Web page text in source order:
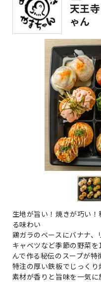
天王
ゃん
生地が旨い！焼きが巧い
る味わい
鶏ガラのベースにバナナ、
キャベツなど季節の野菜
んで作る秘伝のスープが特
特注の厚い鉄板でじっく
素材が香りと旨味を一気に